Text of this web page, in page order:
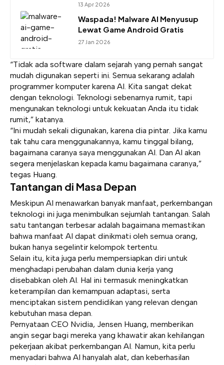
13 Apr 2026
Waspada! Malware AI Menyusup
Lewat Game Android Gratis
27 Jan 2026
“Tidak ada software dalam sejarah yang pernah sangat
mudah digunakan seperti ini. Semua sekarang adalah
programmer komputer karena AI. Kita sangat dekat
dengan teknologi. Teknologi sebenarnya rumit, tapi
mengunakan teknologi untuk kekuatan Anda itu tidak
rumit,” katanya.
“Ini mudah sekali digunakan, karena dia pintar. Jika kamu
tak tahu cara menggunakannya, kamu tinggal bilang,
bagaimana caranya saya menggunakan AI. Dan AI akan
segera menjelaskan kepada kamu bagaimana caranya,”
tegas Huang.
Tantangan di Masa Depan
Meskipun AI menawarkan banyak manfaat, perkembangan
teknologi ini juga menimbulkan sejumlah tantangan. Salah
satu tantangan terbesar adalah bagaimana memastikan
bahwa manfaat AI dapat dinikmati oleh semua orang,
bukan hanya segelintir kelompok tertentu.
Selain itu, kita juga perlu mempersiapkan diri untuk
menghadapi perubahan dalam dunia kerja yang
disebabkan oleh AI. Hal ini termasuk meningkatkan
keterampilan dan kemampuan adaptasi, serta
menciptakan sistem pendidikan yang relevan dengan
kebutuhan masa depan.
Pernyataan CEO Nvidia, Jensen Huang, memberikan
angin segar bagi mereka yang khawatir akan kehilangan
pekerjaan akibat perkembangan AI. Namun, kita perlu
menyadari bahwa AI hanyalah alat, dan keberhasilan